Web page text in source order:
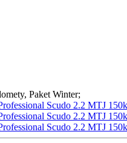
Paket Winter;